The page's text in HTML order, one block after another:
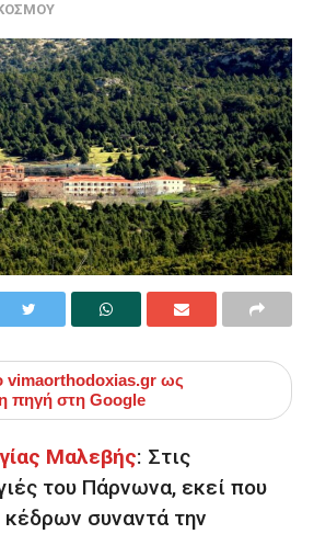
vimaorthodoxias.gr ως
πηγή στη Google
Μαλεβής: Στις
του Πάρνωνα, εκεί που
συναντά την